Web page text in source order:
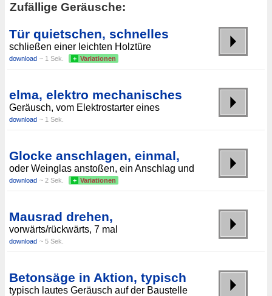
Zufällige Geräusche:
Tür quietschen, schnelles
schließen einer leichten Holztüre
download ~ 1 Sek. + Variationen
elma, elektro mechanisches
Geräusch, vom Elektrostarter eines
download ~ 1 Sek.
Glocke anschlagen, einmal,
oder Weinglas anstoßen, ein Anschlag und
download ~ 2 Sek. + Variationen
Mausrad drehen,
vorwärts/rückwärts, 7 mal
download ~ 5 Sek.
Betonsäge in Aktion, typisch
typisch lautes Geräusch auf der Baustelle